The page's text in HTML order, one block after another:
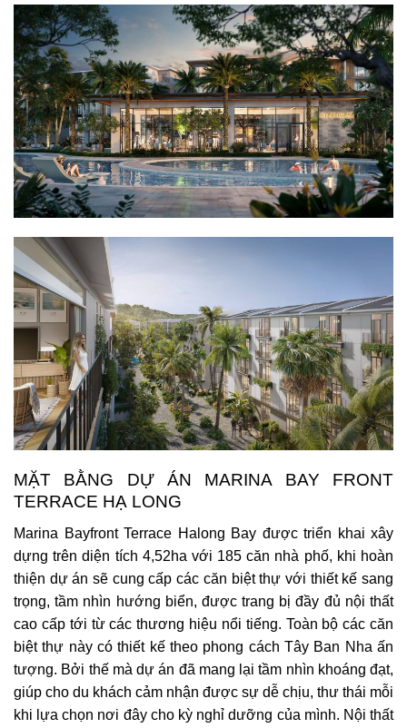
MẶT BẰNG DỰ ÁN MARINA BAY FRONT
TERRACE HẠ LONG
Marina Bayfront Terrace Halong Bay được triển khai xây
dựng trên diện tích 4,52ha với 185 căn nhà phố, khi hoàn
thiện dự án sẽ cung cấp các căn biệt thự với thiết kế sang
trọng, tầm nhìn hướng biển, được trang bị đầy đủ nội thất
cao cấp tới từ các thương hiệu nổi tiếng. Toàn bộ các căn
biệt thự này có thiết kế theo phong cách Tây Ban Nha ấn
tượng. Bởi thế mà dự án đã mang lại tầm nhìn khoáng đạt,
giúp cho du khách cảm nhận được sự dễ chịu, thư thái mỗi
khi lựa chọn nơi đây cho kỳ nghỉ dưỡng của mình. Nội thất